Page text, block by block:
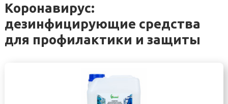
Коронавирус:
дезинфицирующие средства
для профилактики и защиты